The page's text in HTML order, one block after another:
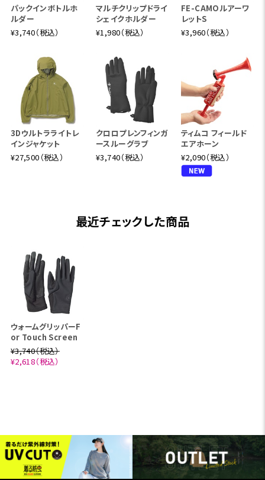
パックインボトルホ
ルダー
¥3,740（税込）
マルチクリップドライ
シェイクホルダー
¥1,980（税込）
FE-CAMOルアーワ
レットS
¥3,960（税込）
3Dウルトラライトレ
インジャケット
¥27,500（税込）
クロロプレンフィンガ
ースルーグラブ
¥3,740（税込）
ティムコ フィールド
エアホーン
¥2,090（税込）
最近チェックした商品
ウォームグリッパーF
or Touch Screen
¥3,740（税込）
¥2,618（税込）